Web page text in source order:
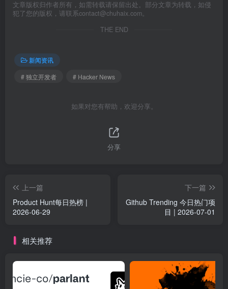
文章版权归作者所有，如需转载请保留出处。部分文章为转载，如侵
犯了您的版权，请联系contact@chuhaix.com。
THE END
新闻资讯
# 独立开发者
# Hacker News
如果对您有帮助，欢迎分享。
分享
上一篇
Product Hunt每日热榜 |
2026-06-29
下一篇
Github Trending 今日热门项
目 | 2026-07-01
相关推荐